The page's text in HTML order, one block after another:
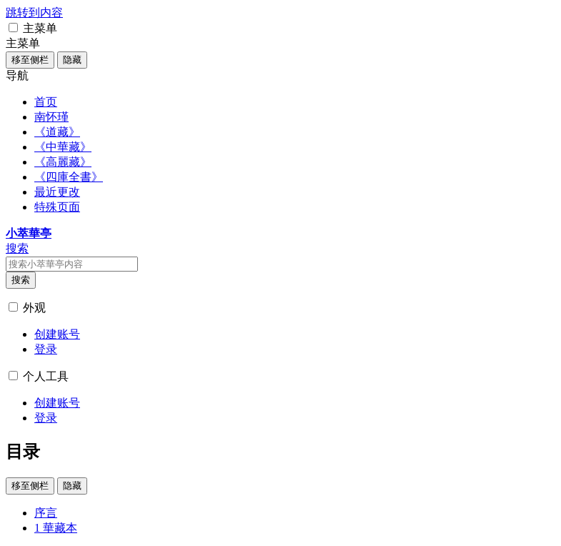
跳转到内容
主菜单
主菜单
移至侧栏 隐藏
导航
首页
南怀瑾
《道藏》
《中華藏》
《高麗藏》
《四庫全書》
最近更改
特殊页面
小萃華亭
搜索
搜索
外观
创建账号
登录
个人工具
创建账号
登录
目录
移至侧栏 隐藏
序言
1 華藏本